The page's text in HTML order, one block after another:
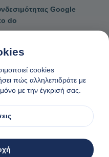
Google
do
Γενικοί όροι κρατήσεων
και cookies
στη Νάξο, Ελλάδα
cookies
πώς αλληλεπιδράτε με
με την έγκρισή σας.